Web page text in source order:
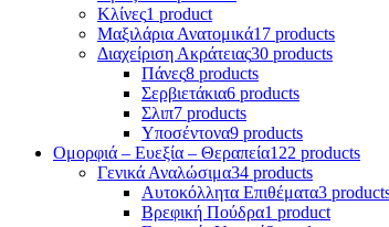
Κλίνες1 product
Μαξιλάρια Ανατομικά17 products
Διαχείριση Ακράτειας30 products
Πάνες8 products
Σερβιετάκια6 products
Σλιπ7 products
Υποσέντονα9 products
Ομορφιά – Ευεξία – Θεραπεία122 products
Γενικά Αναλώσιμα34 products
Αυτοκόλλητα Επιθέματα3
Βρεφική Πούδρα1 product